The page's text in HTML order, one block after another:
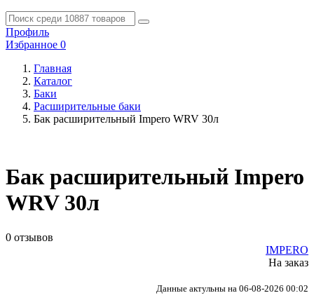
Профиль
Избранное 0
Главная
Каталог
Баки
Расширительные баки
Бак расширительный Impero WRV 30л
Бак расширительный Impero
WRV 30л
0 отзывов
IMPERO
На заказ
Данные актульны на 06-08-2026 00:02